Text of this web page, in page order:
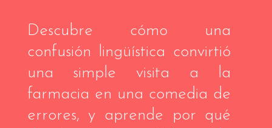
Descubre cómo una
confusión lingüística convirtió
una simple visita a la
farmacia en una comedia de
errores, y aprende por qué